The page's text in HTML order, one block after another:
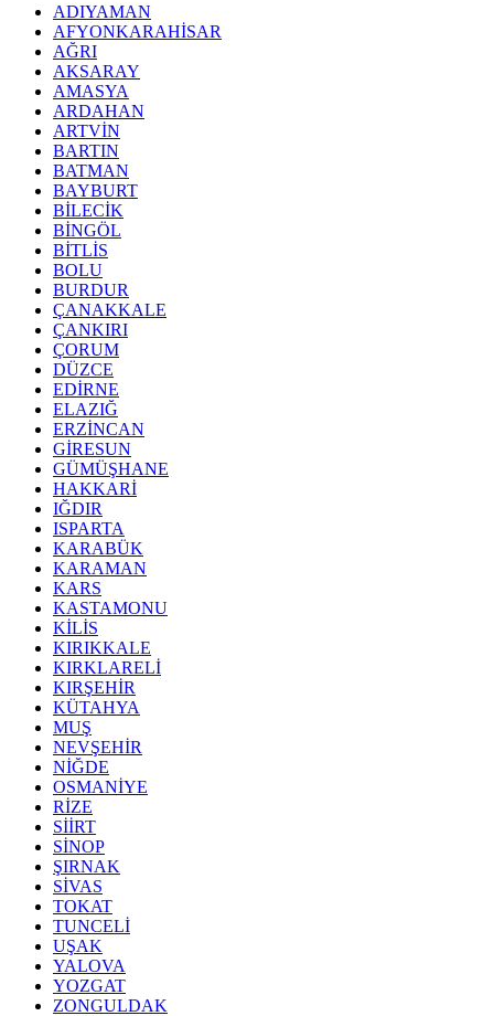
ADIYAMAN
AFYONKARAHİSAR
AĞRI
AKSARAY
AMASYA
ARDAHAN
ARTVİN
BARTIN
BATMAN
BAYBURT
BİLECİK
BİNGÖL
BİTLİS
BOLU
BURDUR
ÇANAKKALE
ÇANKIRI
ÇORUM
DÜZCE
EDİRNE
ELAZIĞ
ERZİNCAN
GİRESUN
GÜMÜŞHANE
HAKKARİ
IĞDIR
ISPARTA
KARABÜK
KARAMAN
KARS
KASTAMONU
KİLİS
KIRIKKALE
KIRKLARELİ
KIRŞEHİR
KÜTAHYA
MUŞ
NEVŞEHİR
NİĞDE
OSMANİYE
RİZE
SİİRT
SİNOP
ŞIRNAK
SİVAS
TOKAT
TUNCELİ
UŞAK
YALOVA
YOZGAT
ZONGULDAK